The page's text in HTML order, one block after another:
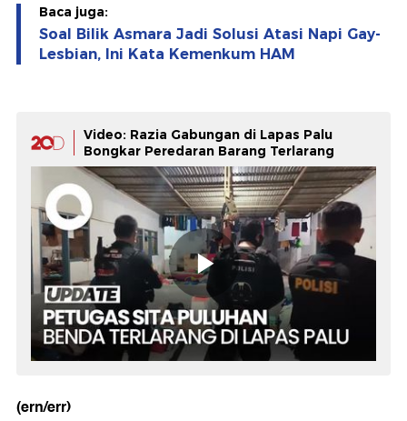
Baca juga:
Soal Bilik Asmara Jadi Solusi Atasi Napi Gay-
Lesbian, Ini Kata Kemenkum HAM
Video: Razia Gabungan di Lapas Palu
Bongkar Peredaran Barang Terlarang
(ern/err)